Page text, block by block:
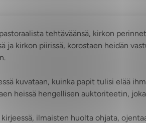
tehtäväänsä, kirkon
ja kirkon piirissä, korostaen heidän
kuvataan, kuinka papit tulisi elää
heissä hengellisen auktoriteetin,
ilmaisten huolta ohjata,